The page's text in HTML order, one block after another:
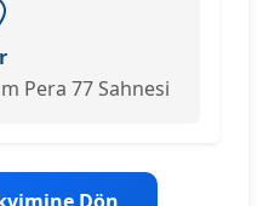
Pera 77 Sahnesi